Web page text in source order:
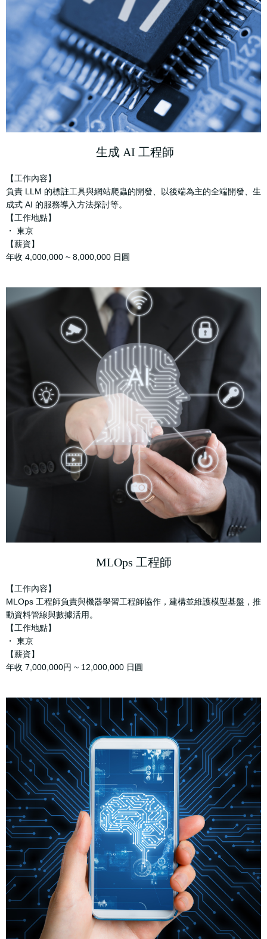
生成 AI 工程師
【工作內容】
負責 LLM 的標註工具與網站爬蟲的開發、以後端為主的全端開發、生
成式 AI 的服務導入方法探討等。
【工作地點】
・ 東京
【薪資】
年收 4,000,000 ~ 8,000,000 日圓
MLOps 工程師
【工作內容】
MLOps 工程師負責與機器學習工程師協作，建構並維護模型基盤，推
動資料管線與數據活用。
【工作地點】
・ 東京
【薪資】
年收 7,000,000円 ~ 12,000,000 日圓